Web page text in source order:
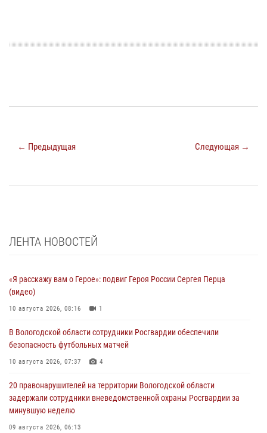
← Предыдущая Следующая →
ЛЕНТА НОВОСТЕЙ
«Я расскажу вам о Герое»: подвиг Героя России Сергея Перца
(видео)
10 августа 2026, 08:16 1
В Вологодской области сотрудники Росгвардии обеспечили
безопасность футбольных матчей
10 августа 2026, 07:37 4
20 правонарушителей на территории Вологодской области
задержали сотрудники вневедомственной охраны Росгвардии за
минувшую неделю
09 августа 2026, 06:13